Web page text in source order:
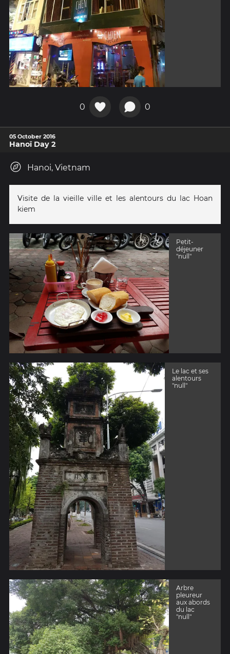
0 0
05 October 2016
Hanoï Day 2
Hanoi, Vietnam
Visite de la vieille ville et les alentours du lac Hoan
kiem
Petit-
déjeuner
"null"
Le lac et ses
alentours
"null"
Arbre
pleureur
aux abords
du lac
"null"